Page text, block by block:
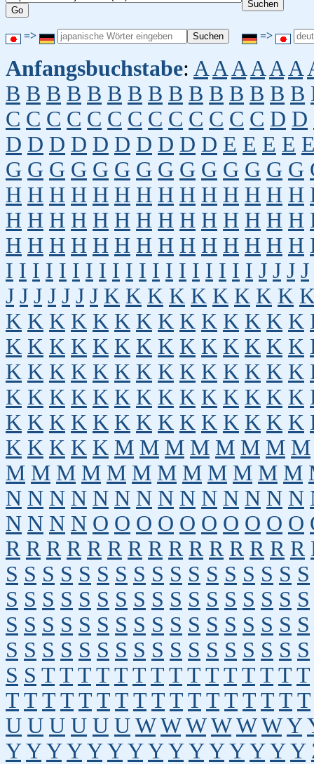
=> =>
Anfangsbuchstabe: A A A A A A
B B B B B B B B B B B B B B B
C C C C C C C C C C C C C D D
D D D D D D D D D D E E E E
G G G G G G G G G G G G G G
H H H H H H H H H H H H H H
H H H H H H H H H H H H H H
H H H H H H H H H H H H H H
I I I I I I I I I I I I I I I I I I I J J J J
J J J J J J J K K K K K K K K K
K K K K K K K K K K K K K K
K K K K K K K K K K K K K K
K K K K K K K K K K K K K K
K K K K K K K K K K K K K K
K K K K K K K K K K K K K K
K K K K K M M M M M M M M
M M M M M M M M M M M M
N N N N N N N N N N N N N N
N N N N O O O O O O O O O O
R R R R R R R R R R R R R R R
S S S S S S S S S S S S S S S S S
S S S S S S S S S S S S S S S S S
S S S S S S S S S S S S S S S S S
S S S S S S S S S S S S S S S S S
S S T T T T T T T T T T T T T T T
T T T T T T T T T T T T T T T T T
U U U U U U W W W W W W Y
Y Y Y Y Y Y Y Y Y Y Y Y Y Y Y